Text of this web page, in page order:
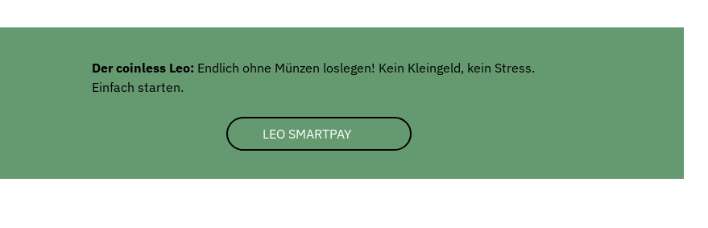
Der coinless Leo: Endlich ohne Münzen loslegen! Kein Kleingeld, kein Stress.
Einfach starten.
LEO SMARTPAY